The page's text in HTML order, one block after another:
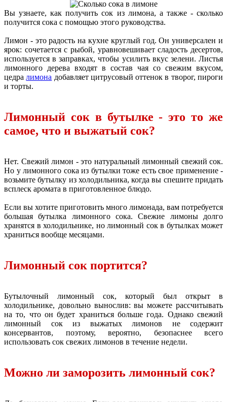
Вы узнаете, как получить сок из лимона, а также - сколько
получится сока с помощью этого руководства.
Лимон - это радость на кухне круглый год. Он универсален и
ярок: сочетается с рыбой, уравновешивает сладость десертов,
используется в заправках, чтобы усилить вкус зелени. Листья
лимонного дерева входят в состав чая со свежим вкусом,
цедралимона добавляет цитрусовый оттенок в творог, пироги
и торты.
Лимонный сок в бутылке - это то же
самое, что и выжатый сок?
Нет. Свежий лимон - это натуральный лимонный свежий сок.
Но у лимонного сока из бутылки тоже есть свое применение -
возьмите бутылку из холодильника, когда вы спешите придать
всплеск аромата в приготовленное блюдо.
Если вы хотите приготовить много лимонада, вам потребуется
большая бутылка лимонного сока. Свежие лимоны долго
хранятся в холодильнике, но лимонный сок в бутылках может
храниться вообще месяцами.
Лимонный сок портится?
Бутылочный лимонный сок, который был открыт в
холодильнике, довольно вынослив: вы можете рассчитывать
на то, что он будет храниться больше года. Однако свежий
лимонный сок из выжатых лимонов не содержит
консервантов, поэтому, вероятно, безопаснее всего
использовать сок свежих лимонов в течение недели.
Можно ли заморозить лимонный сок?